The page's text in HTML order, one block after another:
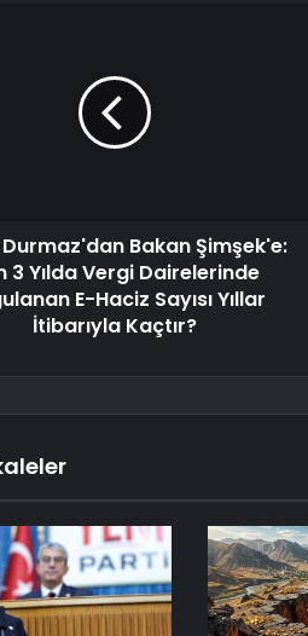
Durmaz'dan Bakan Şimşek'e:
3 Yılda Vergi Dairelerinde
E-Haciz Sayısı Yıllar
İtibarıyla Kaçtır?